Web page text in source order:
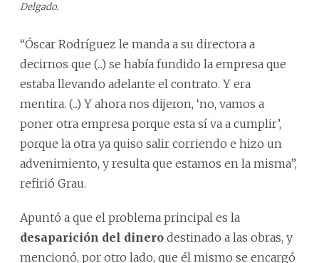
Delgado.
“Óscar Rodríguez le manda a su directora a
decirnos que (...) se había fundido la empresa que
estaba llevando adelante el contrato. Y era
mentira. (...) Y ahora nos dijeron, ‘no, vamos a
poner otra empresa porque esta sí va a cumplir’,
porque la otra ya quiso salir corriendo e hizo un
advenimiento, y resulta que estamos en la misma”,
refirió Grau.
Apuntó a que el problema principal es la
desaparición del dinero destinado a las obras, y
mencionó, por otro lado, que él mismo se encargó